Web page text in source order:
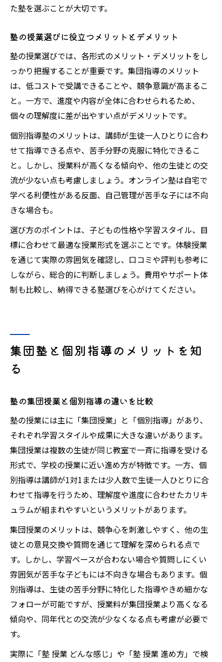
た塾を選ぶことが大切です。
塾の授業選びに役立つメリットとデメリット
塾の授業選びでは、各形式のメリット・デメリットをし
っかり把握することが重要です。集団指導のメリット
は、低コストで受講できることや、競争意識が高まるこ
と。一方で、進度や内容が全体に合わせられるため、
個々の理解度に差が出やすい点がデメリットです。
個別指導塾のメリットは、講師が生徒一人ひとりに合わ
せて指導できる点や、苦手分野の克服に特化できるこ
と。しかし、授業料が高くなる傾向や、他の生徒との交
流が少ない点も考慮しましょう。オンライン塾は自宅で
学べる利便性がある反面、自己管理が苦手な子には不向
きな場合も。
選び方のポイントは、子どもの性格や学習スタイル、目
標に合わせて最適な授業形式を選ぶことです。体験授業
を通じて実際の雰囲気を確認し、口コミや評判も参考に
しながら、総合的に判断しましょう。費用やサポート体
制も比較し、納得できる塾選びを心がけてください。
集団塾と個別指導のメリットを知
る
塾の集団授業と個別指導の違いを比較
塾の授業には主に「集団授業」と「個別指導」があり、
それぞれ学習スタイルや成果に大きな違いがあります。
集団授業は複数の生徒が同じ教室で一斉に指導を受ける
形式で、学校の授業に近い進め方が特徴です。一方、個
別指導は講師が1対1または少人数で生徒一人ひとりに合
わせて指導を行うため、理解度や進度に合わせたカリキ
ュラムが組まれやすいというメリットがあります。
集団授業のメリットは、競争心を刺激しやすく、他の生
徒との意見交換や質問を通じて理解を深められる点で
す。しかし、学習ペースが合わない場合や質問しにくい
雰囲気が苦手な子どもには不向きな場合もあります。個
別指導は、生徒の苦手分野に特化した指導やきめ細かな
フォローが可能ですが、授業料が集団授業より高くなる
傾向や、同年代との交流が少なくなる点も考慮が必要で
す。
実際に「塾 授業 どんな感じ」や「塾 授業 進め方」で検